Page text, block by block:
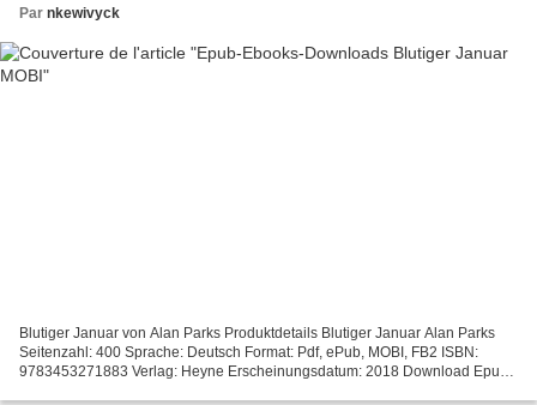
Par nkewivyck
Blutiger Januar von Alan Parks Produktdetails Blutiger Januar Alan Parks
Seitenzahl: 400 Sprache: Deutsch Format: Pdf, ePub, MOBI, FB2 ISBN:
9783453271883 Verlag: Heyne Erscheinungsdatum: 2018 Download Epub-